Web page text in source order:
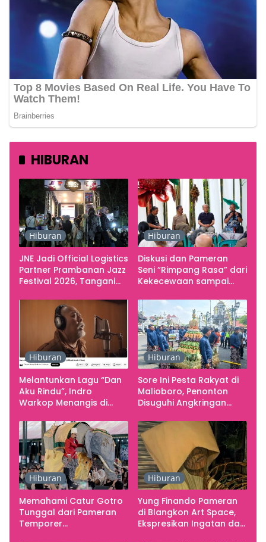
HIBURAN
Hiburan
JNE Jadi Official Logistics
Partner Prambanan Jazz
Festival 2026, Tangani
Kebutuhan Konser
Hiburan
Diskusi dan Pameran
Seni “Rimpang Rasa” dari
Kekecewaan sampai
Yogyakarta sebagai
Pusat Pergerakan Seni
Rupa Indonesia
Hiburan
Melantunkan Lagu “Dan
Aku Rindu”, Indro
Warkop Menangis di
Hiburan
Sore Ini Pesta Rakyat di
Malioboro, Penonton
Disuguhi Angkringan
Hiburan
Memahami Catur Gotro
Tunggal dari Pameran
Temporer
Hiburan
Yung Finando Pameran
di Blangkon Art Space,
Ekspresikan Ingatan dan